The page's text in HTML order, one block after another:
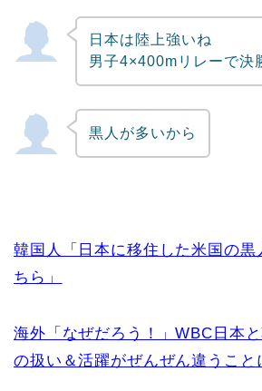
日本は陸上強いね
男子4×400mリレーで決
黒人が多いから
韓国人「日本に移住した米国の黒
ちら」
海外「なぜだろう！」WBC日本
の扱い＆活躍がぜんぜん違うこと